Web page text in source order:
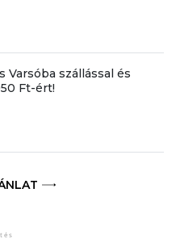
Varsóba szállással és
Ft-ért!